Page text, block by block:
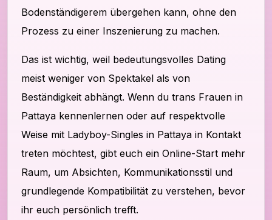
Bodenständigerem übergehen kann, ohne den
Prozess zu einer Inszenierung zu machen.
Das ist wichtig, weil bedeutungsvolles Dating
meist weniger von Spektakel als von
Beständigkeit abhängt. Wenn du trans Frauen in
Pattaya kennenlernen oder auf respektvolle
Weise mit Ladyboy-Singles in Pattaya in Kontakt
treten möchtest, gibt euch ein Online-Start mehr
Raum, um Absichten, Kommunikationsstil und
grundlegende Kompatibilität zu verstehen, bevor
ihr euch persönlich trefft.